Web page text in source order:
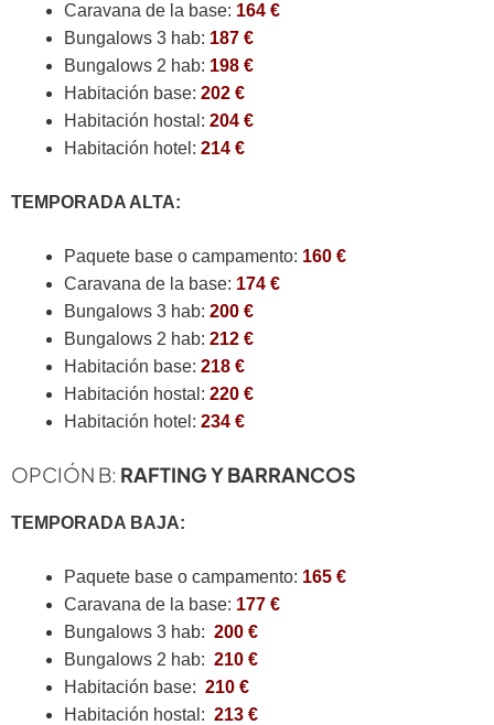
Caravana de la base: 164 €
Bungalows 3 hab: 187 €
Bungalows 2 hab: 198 €
Habitación base: 202 €
Habitación hostal: 204 €
Habitación hotel: 214 €
TEMPORADA ALTA:
Paquete base o campamento: 160 €
Caravana de la base: 174 €
Bungalows 3 hab: 200 €
Bungalows 2 hab: 212 €
Habitación base: 218 €
Habitación hostal: 220 €
Habitación hotel: 234 €
OPCIÓN B: RAFTING Y BARRANCOS
TEMPORADA BAJA:
Paquete base o campamento: 165 €
Caravana de la base: 177 €
Bungalows 3 hab: 200 €
Bungalows 2 hab: 210 €
Habitación base: 210 €
Habitación hostal: 213 €